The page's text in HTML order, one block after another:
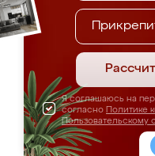
Я соглашаюсь на
согласно Политике
Пользовательскому